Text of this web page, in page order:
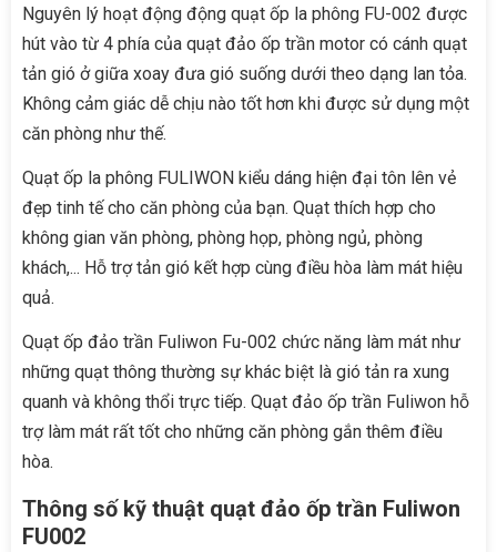
Nguyên lý hoạt động động quạt ốp la phông FU-002 được
hút vào từ 4 phía của quạt đảo ốp trần motor có cánh quạt
tản gió ở giữa xoay đưa gió suống dưới theo dạng lan tỏa.
Không cảm giác dễ chịu nào tốt hơn khi được sử dụng một
căn phòng như thế.
Quạt ốp la phông FULIWON kiểu dáng hiện đại tôn lên vẻ
đẹp tinh tế cho căn phòng của bạn. Quạt thích hợp cho
không gian văn phòng, phòng họp, phòng ngủ, phòng
khách,... Hỗ trợ tản gió kết hợp cùng điều hòa làm mát hiệu
quả.
Quạt ốp đảo trần Fuliwon Fu-002 chức năng làm mát như
những quạt thông thường sự khác biệt là gió tản ra xung
quanh và không thổi trực tiếp. Quạt đảo ốp trần Fuliwon hỗ
trợ làm mát rất tốt cho những căn phòng gắn thêm điều
hòa.
Thông số kỹ thuật quạt đảo ốp trần Fuliwon
FU002